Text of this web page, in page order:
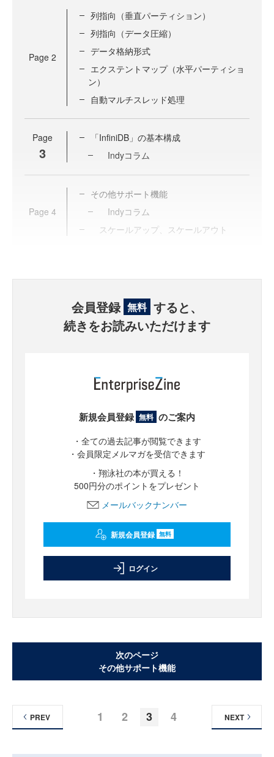
Page 2
列指向（垂直パーティション）
列指向（データ圧縮）
データ格納形式
エクステントマップ（水平パーティショ
ン）
自動マルチスレッド処理
Page
3
「InfiniDB」の基本構成
Indyコラム
Page 4
その他サポート機能
Indyコラム
スケールアップ、スケールアウト
会員登録 無料 すると、
続きをお読みいただけます
新規会員登録 無料 のご案内
・全ての過去記事が閲覧できます
・会員限定メルマガを受信できます
・翔泳社の本が買える！
500円分のポイントをプレゼント
メールバックナンバー
新規会員登録 無料
ログイン
次のページ
その他サポート機能
1 2 3 4
PREV NEXT